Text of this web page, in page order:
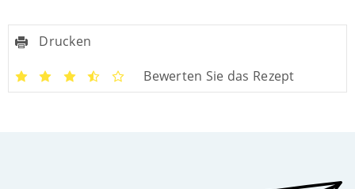
Drucken
Bewerten Sie das Rezept